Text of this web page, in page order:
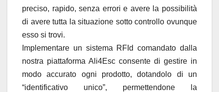
preciso, rapido, senza errori e avere la possibilità
di avere tutta la situazione sotto controllo ovunque
esso si trovi.
Implementare un sistema RFId comandato dalla
nostra piattaforma Ali4Esc consente di gestire in
modo accurato ogni prodotto, dotandolo di un
“identificativo unico”, permettendone la